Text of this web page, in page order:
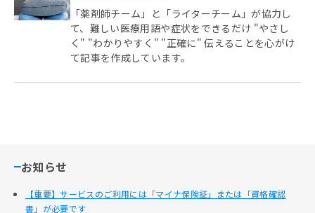
「薬剤師チーム」と「ライターチーム」が協力し
て、難しい医療用語や症状をできるだけ "やさし
く" "わかりやすく" "正確に" 伝えることを心がけ
て記事を作成しています。
お知らせ
【重要】サービスのご利用には「マイナ保険証」または「資格確認
書」が必要です